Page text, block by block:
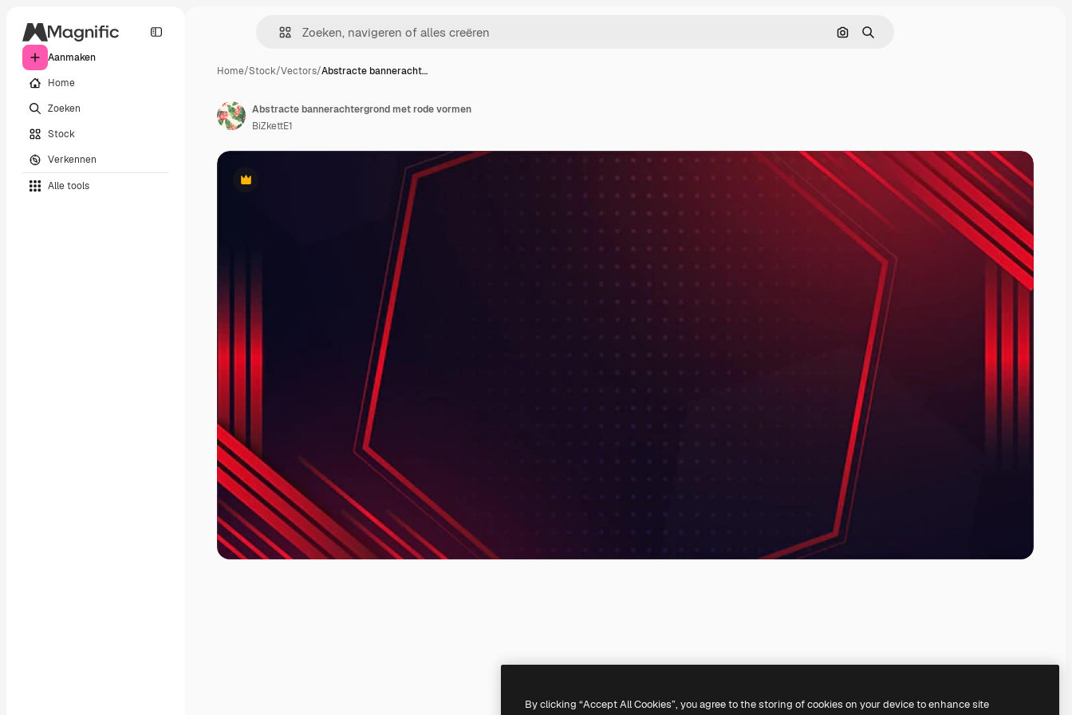
Aanmaken
Home
Zoeken
Stock
Verkennen
Alle tools
Zoeken op afbeelding
Zoeken
Home/Stock/Vectors/Abstracte banneracht…
Premium
Abstracte bannerachtergrond met rode vormen
BiZkettE1
By clicking “Accept All Cookies”, you agree to the storing of cookies on your device to enhance site